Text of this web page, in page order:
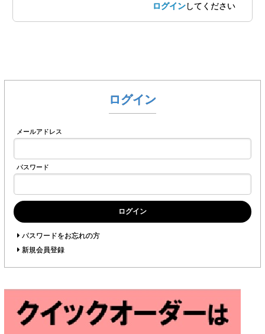
ログインしてください
ログイン
メールアドレス
パスワード
ログイン
パスワードをお忘れの方
新規会員登録